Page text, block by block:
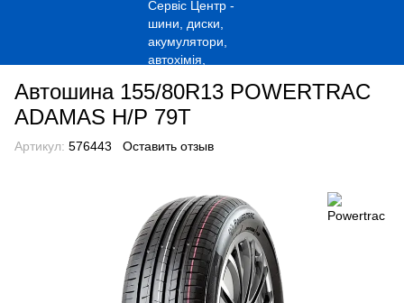
Автошина 155/80R13 POWERTRAC
ADAMAS H/P 79T
Артикул: 576443 Оставить отзыв